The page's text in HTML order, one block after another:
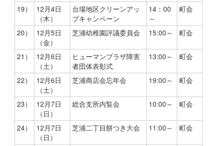
19）
12月4日
（木）
台場地区クリーンアッ
プキャンペーン
14：00
～
町会
20）
12月5日
（金）
芝浦幼稚園評議委員会 15:00～ 町会
21）
12月6日
（土）
ヒューマンプラザ障害
者団体表彰式
13:00～ 町会
22）
12月6日
（土）
芝浦商店会忘年会 19:00～ 町会
23）
12月7日
（日）
総合支所内覧会 10:00～ 町会
24）
12月7日
（日）
芝浦二丁目餅つき大会 11:00～ 町会